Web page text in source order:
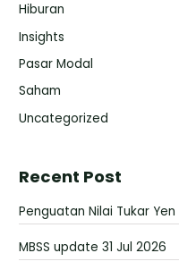
Hiburan
Insights
Pasar Modal
Saham
Uncategorized
Recent Post
Penguatan Nilai Tukar
MBSS update 31 Jul 2026